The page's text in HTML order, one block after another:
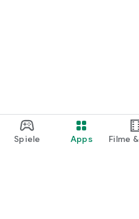
Spiele Apps
Filme &